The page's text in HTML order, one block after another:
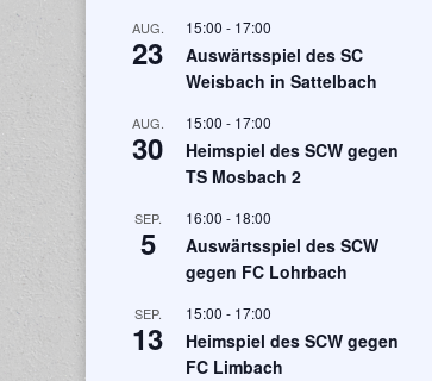
AUG.
23
15:00 - 17:00
Auswärtsspiel des SC
Weisbach in Sattelbach
AUG.
30
15:00 - 17:00
Heimspiel des SCW gegen
TS Mosbach 2
SEP.
5
16:00 - 18:00
Auswärtsspiel des SCW
gegen FC Lohrbach
SEP.
13
15:00 - 17:00
Heimspiel des SCW gegen
FC Limbach